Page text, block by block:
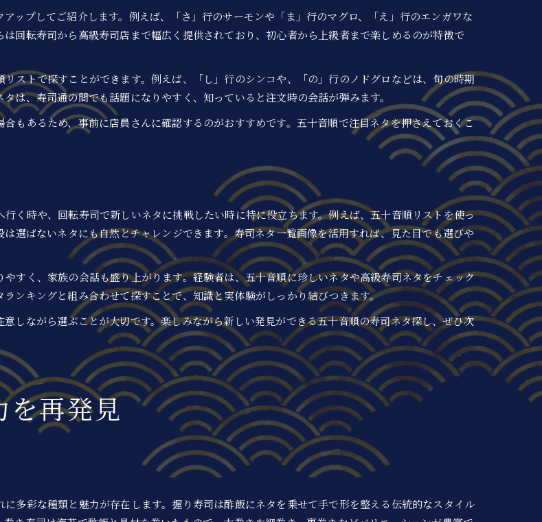
ップしてご紹介します。例えば、「さ」行のサーモンや「ま」行のマグロ、「え」行のエンガワな
回転寿司から高級寿司店まで幅広く提供されており、初心者から上級者まで楽しめるのが特徴で
ストで探すことができます。例えば、「し」行のシンコや、「の」行のノドグロなどは、旬の時期
は、寿司通の間でも話題になりやすく、知っていると注文時の会話が弾みます。
もあるため、事前に店員さんに確認するのがおすすめです。五十音順で注目ネタを押さえておくこ
く時や、回転寿司で新しいネタに挑戦したい時に特に役立ちます。例えば、五十音順リストを使っ
選ばないネタにも自然とチャレンジできます。寿司ネタ一覧画像を活用すれば、見た目でも選びや
すく、家族の会話も盛り上がります。経験者は、五十音順に珍しいネタや高級寿司ネタをチェック
ンキングと組み合わせて探すことで、知識と実体験がしっかり結びつきます。
しながら選ぶことが大切です。楽しみながら新しい発見ができる五十音順の寿司ネタ探し、ぜひ次
を再発見
多彩な種類と魅力が存在します。握り寿司は酢飯にネタを乗せて手で形を整える伝統的なスタイル
お問い合わせはこちら
お問い合わせはこちら